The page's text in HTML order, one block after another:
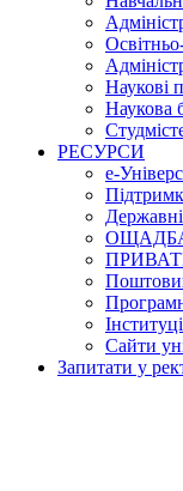
Наукові
Наукова
РЕСУРСИ
е-
Державні
Сайти
Запитати у